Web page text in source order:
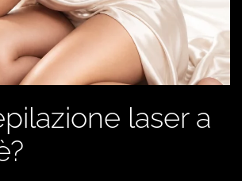
laser a